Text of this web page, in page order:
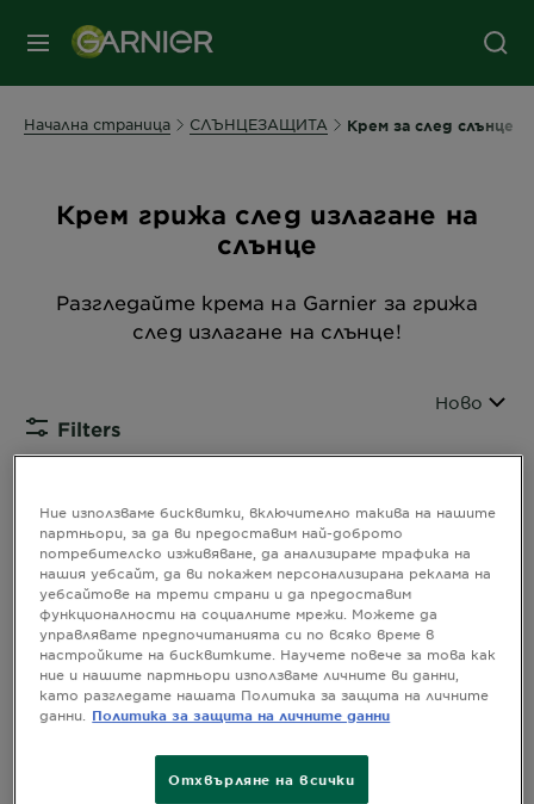
МЕНЮ
Начална страница СЛЪНЦЕЗАЩИТА Крем за след слънце
Крем грижа след излагане на
слънце
Разгледайте крема на Garnier за грижа
след излагане на слънце!
Filters
Подреди
Ново
(3) резултата(и)
Ние използваме бисквитки, включително такива на нашите
партньори, за да ви предоставим най-доброто
потребителско изживяване, да анализираме трафика на
нашия уебсайт, да ви покажем персонализирана реклама на
уебсайтове на трети страни и да предоставим
функционалности на социалните мрежи. Можете да
управлявате предпочитанията си по всяко време в
настройките на бисквитките. Научете повече за това как
ние и нашите партньори използваме личните ви данни,
като разгледате нашата Политика за защита на личните
данни.
Политика за защита на личните данни
Отхвърляне на всички